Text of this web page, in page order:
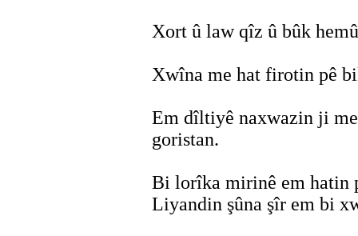
Xort û law qîz û bûk
Xwîna me hat firotin pê
Em dîltiyê naxwazin ji
goristan.
Bi lorîka mirinê em hatin
Liyandin şûna şîr em bi